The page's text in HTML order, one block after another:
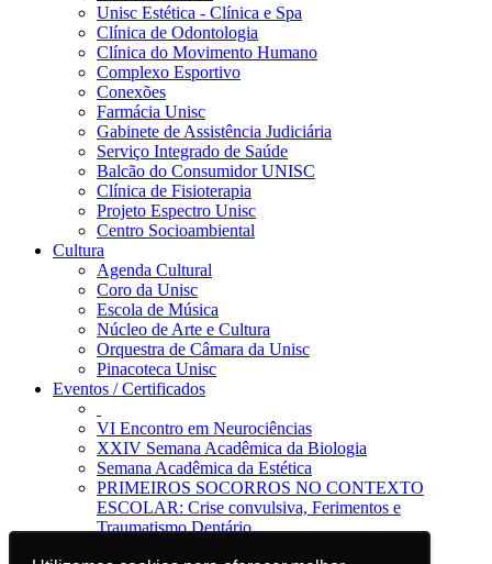
Unisc Estética - Clínica e Spa
Clínica de Odontologia
Clínica do Movimento Humano
Complexo Esportivo
Conexões
Farmácia Unisc
Gabinete de Assistência Judiciária
Serviço Integrado de Saúde
Balcão do Consumidor UNISC
Clínica de Fisioterapia
Projeto Espectro Unisc
Centro Socioambiental
Cultura
Agenda Cultural
Coro da Unisc
Escola de Música
Núcleo de Arte e Cultura
Orquestra de Câmara da Unisc
Pinacoteca Unisc
Eventos / Certificados
VI Encontro em Neurociências
XXIV Semana Acadêmica da Biologia
Semana Acadêmica da Estética
PRIMEIROS SOCORROS NO CONTEXTO
ESCOLAR: Crise convulsiva, Ferimentos e
Traumatismo Dentário